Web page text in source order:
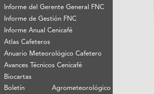
Informe del Gerente General FNC
Informe de Gestión FNC
Informe Anual Cenicafé
Atlas Cafeteros
Anuario Meteorológico Cafetero
Avances Técnicos Cenicafé
Biocartas
Boletín Agrometeorológico